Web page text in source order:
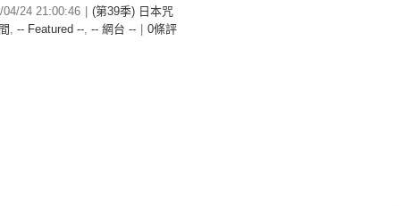
04/24 21:00:46
(第39季) 日本咒
, -- Featured --, -- 網台 --
0條評